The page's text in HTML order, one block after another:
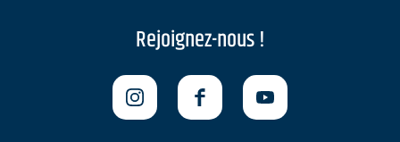
Rejoignez-nous !